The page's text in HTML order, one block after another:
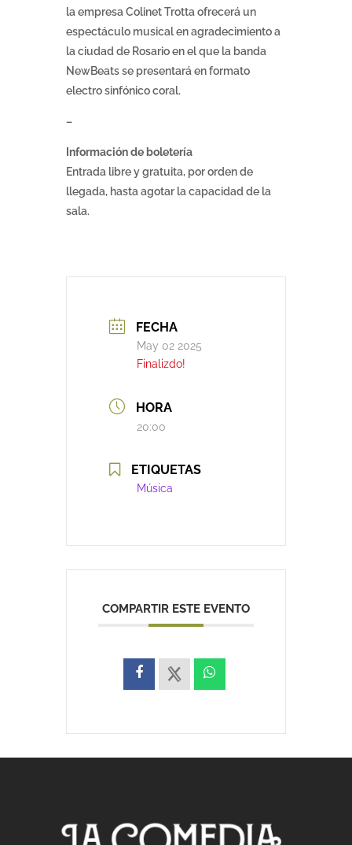
la empresa Colinet Trotta ofrecerá un
espectáculo musical en agradecimiento a
la ciudad de Rosario en el que la banda
NewBeats se presentará en formato
electro sinfónico coral.
–
Información de boletería
Entrada libre y gratuita, por orden de
llegada, hasta agotar la capacidad de la
sala.
FECHA
May 02 2025
Finalizdo!
HORA
20:00
ETIQUETAS
Música
COMPARTIR ESTE EVENTO